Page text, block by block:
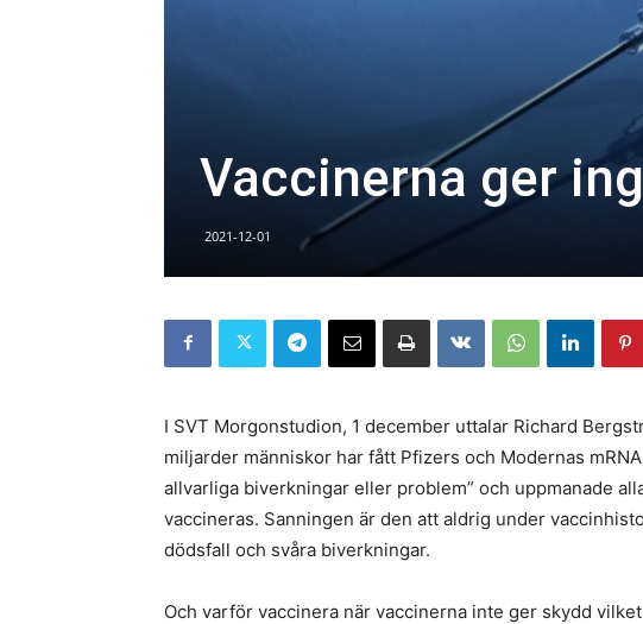
Vaccinerna ger
2021-12-01
I SVT Morgonstudion, 1 december uttalar Richard
miljarder människor har fått Pfizers och Modernas
allvarliga biverkningar eller problem” och uppmanade
vaccineras. Sanningen är den att aldrig under
dödsfall och svåra biverkningar.
Och varför vaccinera när vaccinerna inte ger skydd